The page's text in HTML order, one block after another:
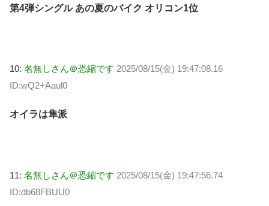
第4弾シングル あの夏のバイク オリコン1位
10: 名無しさん＠恐縮です 2025/08/15(金) 19:47:08.16
ID:wQ2+Aaul0
オイラは隼派
11: 名無しさん＠恐縮です 2025/08/15(金) 19:47:56.74
ID:db68FBUU0